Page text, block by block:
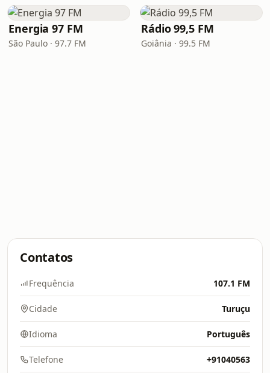
Energia 97 FM
São Paulo · 97.7 FM
Rádio 99,5 FM
Goiânia · 99.5 FM
Contatos
Frequência 107.1 FM
Cidade Turuçu
Idioma Português
Telefone +91040563